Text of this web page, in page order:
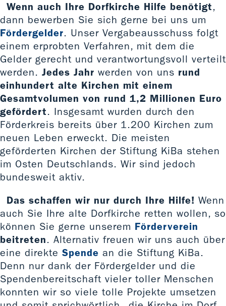
Wenn auch Ihre Dorfkirche Hilfe benötigt,
dann bewerben Sie sich gerne bei uns um
Fördergelder. Unser Vergabeausschuss folgt
einem erprobten Verfahren, mit dem die
Gelder gerecht und verantwortungsvoll verteilt
werden. Jedes Jahr werden von uns rund
einhundert alte Kirchen mit einem
Gesamtvolumen von rund 1,2 Millionen Euro
gefördert. Insgesamt wurden durch den
Förderkreis bereits über 1.200 Kirchen zum
neuen Leben erweckt. Die meisten
geförderten Kirchen der Stiftung KiBa stehen
im Osten Deutschlands. Wir sind jedoch
bundesweit aktiv.
Das schaffen wir nur durch Ihre Hilfe! Wenn
auch Sie Ihre alte Dorfkirche retten wollen, so
können Sie gerne unserem Förderverein
beitreten. Alternativ freuen wir uns auch über
eine direkte Spende an die Stiftung KiBa.
Denn nur dank der Fördergelder und die
Spendenbereitschaft vieler toller Menschen
konnten wir so viele tolle Projekte umsetzen